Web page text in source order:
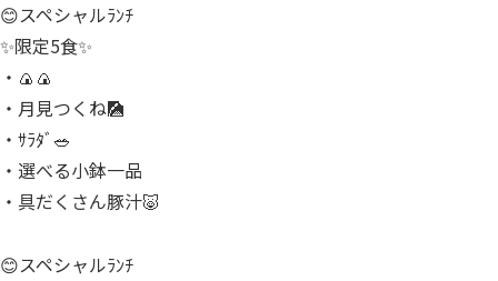
😊スペシャルﾗﾝﾁ
✨限定5食✨
・🍙🍙
・月見つくね🎑
・ｻﾗﾀﾞ🥗
・選べる小鉢一品
・具だくさん豚汁🐷
😊スペシャルﾗﾝﾁ